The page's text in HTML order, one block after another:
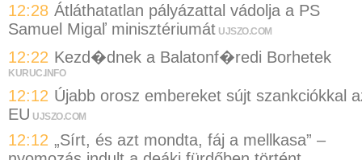
12:28 Átláthatatlan pályázattal vádolja a PS
Samuel Migaľ minisztériumát UJSZO.COM
12:22 Kezd�dnek a Balatonf�redi Borhetek
KURUC.INFO
12:12 Újabb orosz embereket sújt szankciókkal
EU UJSZO.COM
12:12 „Sírt, és azt mondta, fáj a mellkasa” –